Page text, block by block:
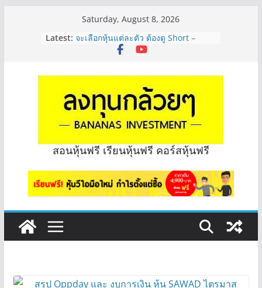
Saturday, August 8, 2026
Latest:
รีวิวงบกลุ่ม Bank หุ้นไหนเหมาะถือเอา
“ปันผล” | EP.175
จะเลือกหุ้นแต่ละตัว ต้องดู Short –
กล้วยๆ EP.1164
Hot Topic! อัปเดทงบ สื่อสาร, ค้าปลีก
ตัวไหนเหมาะถือเอาปันผล? | Hot Topic
EP.41
หุ้นซอสภูเขาทอง Sauce เหมาะถือเป็น
หุ้นปันผลไหม? | Q&A กล้วยๆ EP.1166
OSP vs CBG vs ICHI ควร DCA ตัวไหน
ดี? | Q&A กล้วยๆ EP.1165
สอนหุ้นฟรี เรียนหุ้นฟรี คอร์สหุ้นฟรี